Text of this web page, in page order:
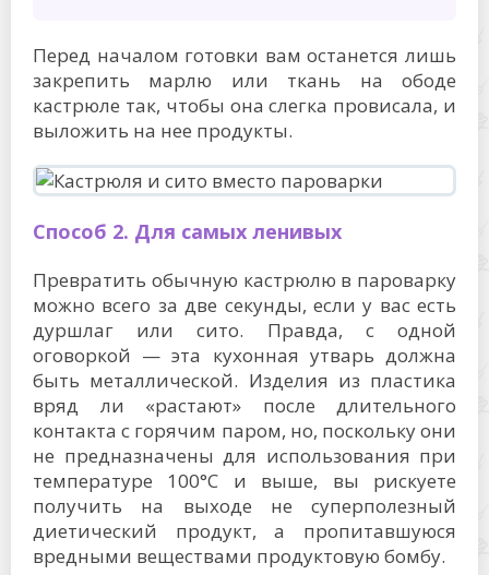
Перед началом готовки вам останется лишь
закрепить марлю или ткань на ободе
кастрюле так, чтобы она слегка провисала, и
выложить на нее продукты.
Способ 2. Для самых ленивых
Превратить обычную кастрюлю в пароварку
можно всего за две секунды, если у вас есть
дуршлаг или сито. Правда, с одной
оговоркой — эта кухонная утварь должна
быть металлической. Изделия из пластика
вряд ли «растают» после длительного
контакта с горячим паром, но, поскольку они
не предназначены для использования при
температуре 100°C и выше, вы рискуете
получить на выходе не суперполезный
диетический продукт, а пропитавшуюся
вредными веществами продуктовую бомбу.